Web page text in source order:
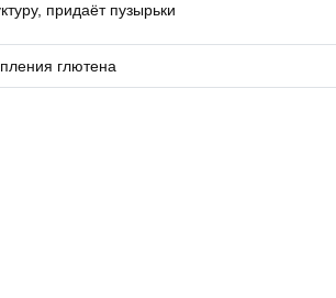
придаёт пузырьки
глютена